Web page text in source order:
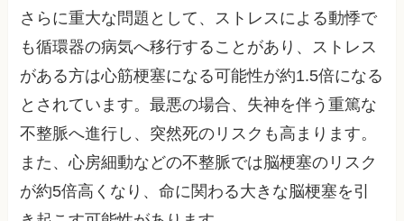
さらに重大な問題として、ストレスによる動悸で
も循環器の病気へ移行することがあり、ストレス
がある方は心筋梗塞になる可能性が約1.5倍になる
とされています。最悪の場合、失神を伴う重篤な
不整脈へ進行し、突然死のリスクも高まります。
また、心房細動などの不整脈では脳梗塞のリスク
が約5倍高くなり、命に関わる大きな脳梗塞を引